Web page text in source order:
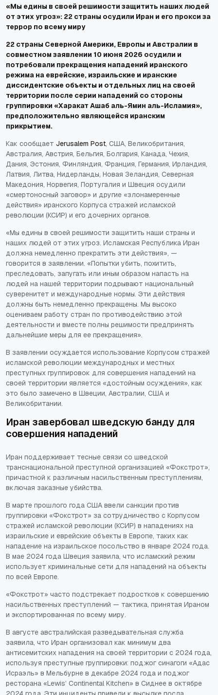
«Мы едины в своей решимости защитить наших людей
от этих угроз»: 22 страны осудили Иран и его прокси за
террор по всему миру
22 страны Северной Америки, Европы и Австралии в
совместном заявлении 10 июня 2026 осудили и
потребовали прекращения нападений иранского
режима на еврейские, израильские и иранские
диссидентские объекты и отдельных лиц на своей
территории после серии нападений со стороны
группировки «Харакат Ашаб аль-Ямин аль-Исламия»,
предположительно являющейся иранским
прикрытием.
Как сообщает Jerusalem Post, США, Великобритания,
Австралия, Австрия, Бельгия, Болгария, Канада, Чехия,
Дания, Эстония, Финляндия, Франция, Германия, Ирландия,
Латвия, Литва, Нидерланды, Новая Зеландия, Северная
Македония, Норвегия, Португалия и Швеция осудили
«смертоносный заговор» и другие «злонамеренные
действия» иранского Корпуса стражей исламской
революции (КСИР) и его дочерних органов.
«Мы едины в своей решимости защитить наши страны и
наших людей от этих угроз. Исламская Республика Иран
должна немедленно прекратить эти действия», —
говорится в заявлении. «Попытки убить, похитить,
преследовать, запугать или иным образом напасть на
людей на нашей территории подрывают национальный
суверенитет и международные нормы. Эти действия
должны быть немедленно прекращены. Мы высоко
оцениваем работу стран по противодействию этой
деятельности и вместе полны решимости предпринять
дальнейшие меры для ее прекращения».
В заявлении осуждается использование Корпусом стражей
исламской революции международных и местных
преступных группировок для совершения нападений на
своей территории является «достойным осуждения», как
это было замечено в Швеции, Австралии, США и
Великобритании.
Иран завербовал шведскую банду для
совершения нападений
Иран поддерживает тесные связи со шведской
транснациональной преступной организацией «Фокстрот»,
причастной к различным насильственным преступлениям,
включая заказные убийства.
В марте прошлого года США ввели санкции против
группировки «Фокстрот» за сотрудничество с Корпусом
стражей исламской революции (КСИР) в нападениях на
израильские и еврейские объекты в Европе, таких как
нападение на израильское посольство в январе 2024 года.
В мае 2024 года Швеция заявила, что исламский режим
использует криминальные сети для нападений на объекты
по всей Европе.
«Фокстрот» часто подстрекает подростков к совершению
насильственных преступлений — тактика, принятая Ираном
и экспортированная по всему миру.
В августе австралийская разведывательная служба
заявила, что Иран организовал как минимум два
антисемитских нападения на своей территории с 2024 года,
используя преступные группировки: поджог синагоги «Адас
Исраэль» в Мельбурне в декабре 2024 года и поджог
ресторана «Lewis’ Continental Kitchen» в Сиднее в октябре